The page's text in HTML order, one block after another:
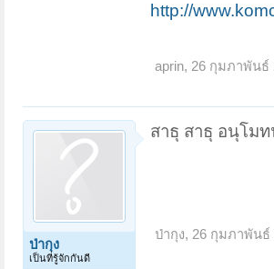
http://
aprin, 26 กุมภาพันธ์
ป่ากุง
เป็นที่รู้จักกันดี
สาธุ สาธุ อนุโม
ป่ากุง, 26 กุมภาพันธ์